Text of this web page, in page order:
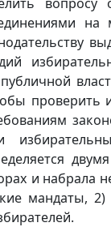
на
проверить
и набрала
мандаты,